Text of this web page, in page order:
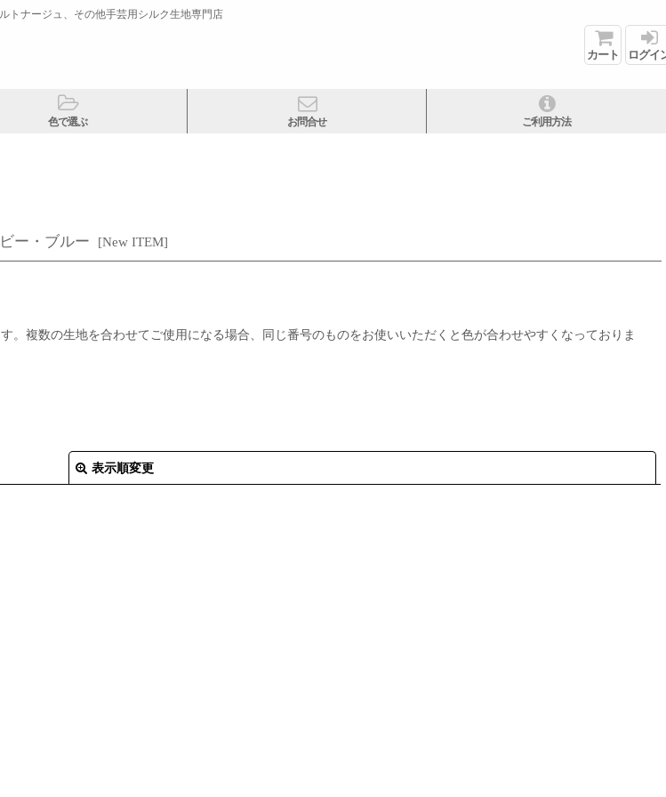
トナージュ、その他手芸用シルク生地専門店
カート ログイ
色で選ぶ お問合せ ご利用方法
ー・ブルー [New ITEM]
複数の生地を合わせてご使用になる場合、同じ番号のものをお使いいただくと色が合わせやすくなっておりま
表示順変更